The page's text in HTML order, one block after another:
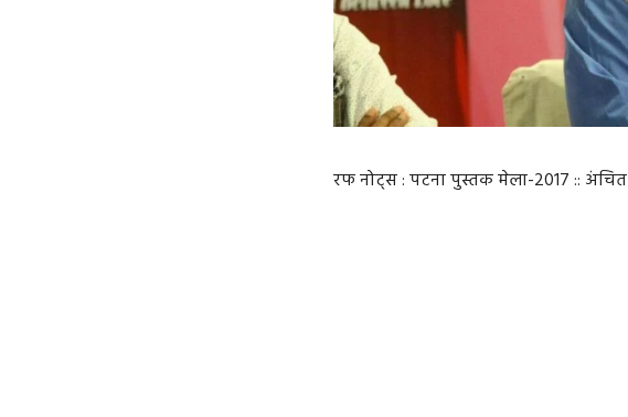
रफ नोट्स : पटना पुस्तक मेला-2017 :: अंचित